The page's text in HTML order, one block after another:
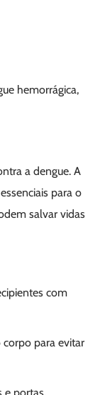
hemorrágica,
a dengue. A
para o
salvar vidas
com
corpo para evitar